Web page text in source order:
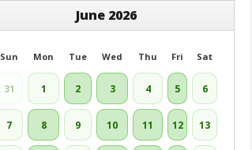
June 2026
Sun Mon Tue Wed Thu Fri Sat
31 1 2 3 4 5 6
7 8 9 10 11 12 13